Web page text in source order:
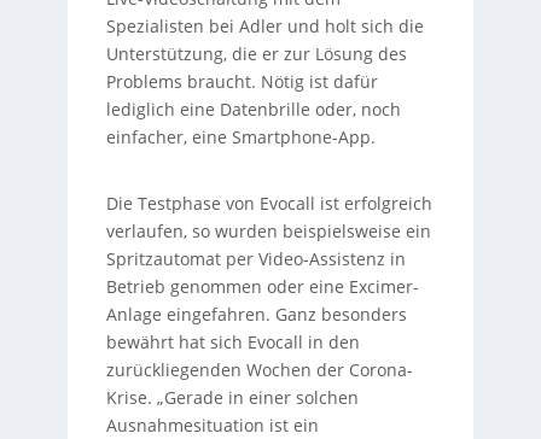
Spezialisten bei Adler und holt sich die
Unterstützung, die er zur Lösung des
Problems braucht. Nötig ist dafür
lediglich eine Datenbrille oder, noch
einfacher, eine Smartphone-App.
Die Testphase von Evocall ist erfolgreich
verlaufen, so wurden beispielsweise ein
Spritzautomat per Video-Assistenz in
Betrieb genommen oder eine Excimer-
Anlage eingefahren. Ganz besonders
bewährt hat sich Evocall in den
zurückliegenden Wochen der Corona-
Krise. „Gerade in einer solchen
Ausnahmesituation ist ein